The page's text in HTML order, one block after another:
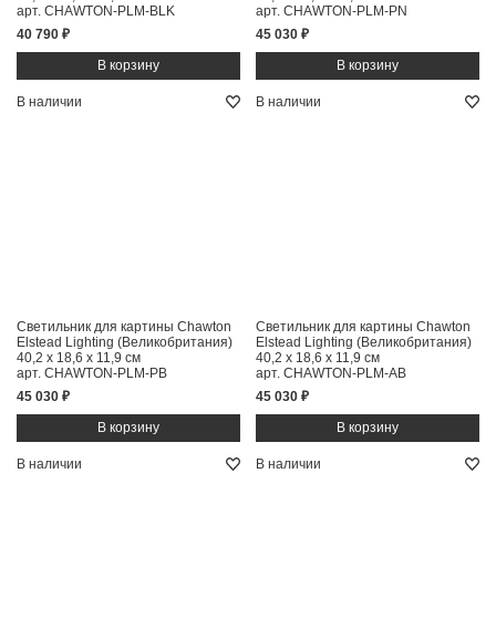
арт. CHAWTON-PLM-BLK
40 790 ₽
арт. CHAWTON-PLM-PN
45 030 ₽
В наличии
Светильник для картины Chawton
Elstead Lighting (Великобритания)
40,2 x 18,6 x 11,9 см
арт. CHAWTON-PLM-PB
45 030 ₽
В наличии
Светильник для картины Chawton
Elstead Lighting (Великобритания)
40,2 x 18,6 x 11,9 см
арт. CHAWTON-PLM-AB
45 030 ₽
В наличии В наличии